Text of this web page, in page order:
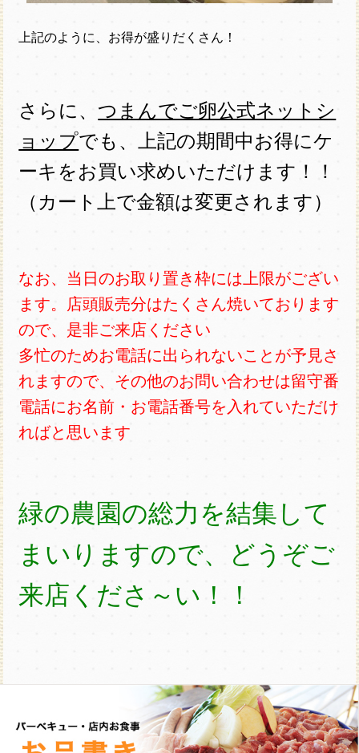
上記のように、お得が盛りだくさん！
さらに、 つまんでご卵公式ネットシ
ョップでも、上記の期間中お得にケ
ーキをお買い求めいただけます！！
（カート上で金額は変更されます）
なお、当日のお取り置き枠には上限がござい
ます。店頭販売分はたくさん焼いております
ので、是非ご来店ください
多忙のためお電話に出られないことが予見さ
れますので、その他のお問い合わせは留守番
電話にお名前・お電話番号を入れていただけ
ればと思います
緑の農園の総力を結集して
まいりますので、どうぞご
来店くださ～い！！